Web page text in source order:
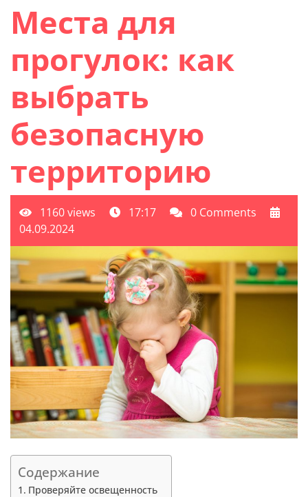
Места для
прогулок: как
выбрать
безопасную
территорию
1160 views 17:17
0 Comments
04.09.2024
Содержание
Проверяйте освещенность